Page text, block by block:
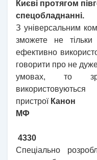
Києві протягом
спецобладнанні.
З універсальним
зможете не
ефективно
говорити про не
умовах, то
пристрої Канон
МФ
4330
Спеціально